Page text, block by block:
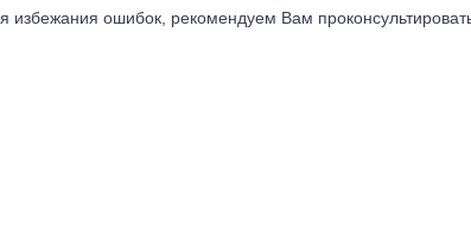
избежания ошибок, рекомендуем Вам